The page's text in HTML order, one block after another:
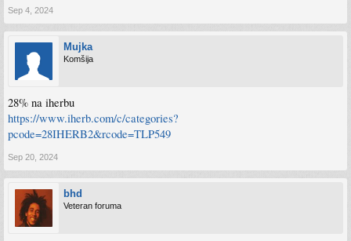
Sep 4, 2024
Mujka
Komšija
28% na iherbu
https://www.iherb.com/c/categories?
pcode=28IHERB2&rcode=TLP549
Sep 20, 2024
bhd
Veteran foruma